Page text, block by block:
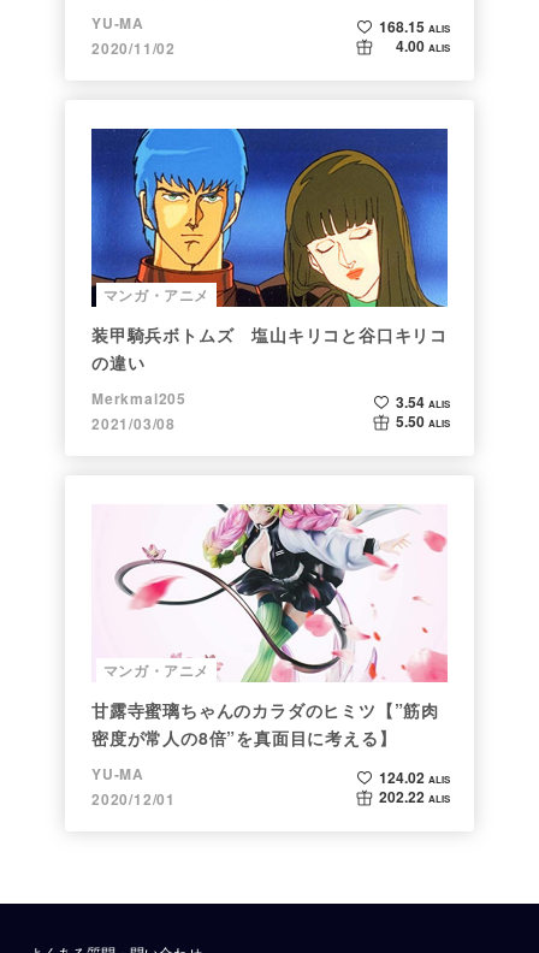
YU-MA
2020/11/02
168.15 ALIS
4.00 ALIS
マンガ・アニメ
装甲騎兵ボトムズ 塩山キリコと谷口キリコ
の違い
Merkmal205
2021/03/08
3.54 ALIS
5.50 ALIS
マンガ・アニメ
甘露寺蜜璃ちゃんのカラダのヒミツ【”筋肉
密度が常人の8倍”を真面目に考える】
YU-MA
2020/12/01
124.02 ALIS
202.22 ALIS